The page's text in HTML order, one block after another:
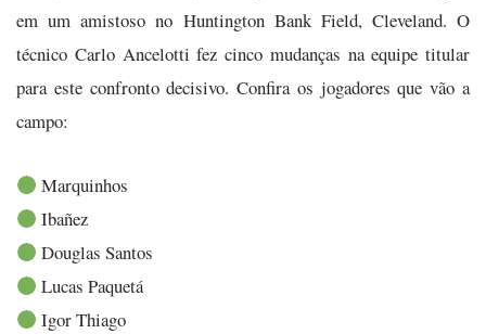
em um amistoso no Huntington Bank Field, Cleveland. O
técnico Carlo Ancelotti fez cinco mudanças na equipe titular
para este confronto decisivo. Confira os jogadores que vão a
campo:
Marquinhos
Ibañez
Douglas Santos
Lucas Paquetá
Igor Thiago